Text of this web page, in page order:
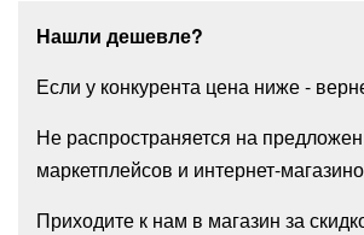
Нашли дешевле?
Если у конкурента цена ниже -
Не распространяется на
маркетплейсов и интернет-
Приходите к нам в магазин за